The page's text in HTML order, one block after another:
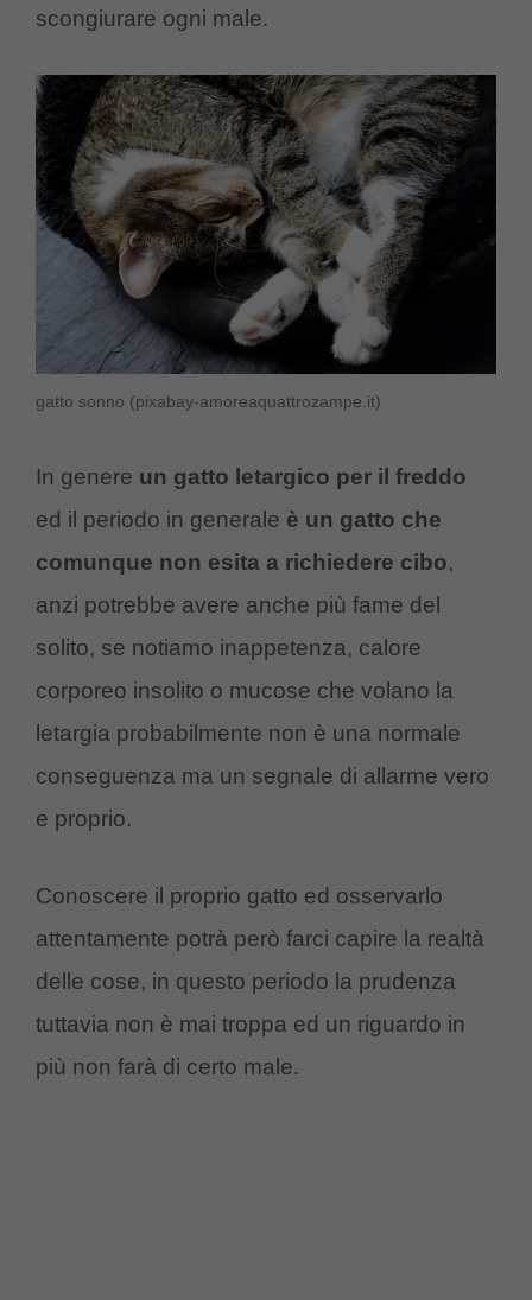
scongiurare ogni male.
gatto sonno (pixabay-amoreaquattrozampe.it)
In genere un gatto letargico per il freddo
ed il periodo in generale è un gatto che
comunque non esita a richiedere cibo,
anzi potrebbe avere anche più fame del
solito, se notiamo inappetenza, calore
corporeo insolito o mucose che volano la
letargia probabilmente non è una normale
conseguenza ma un segnale di allarme vero
e proprio.
Conoscere il proprio gatto ed osservarlo
attentamente potrà però farci capire la realtà
delle cose, in questo periodo la prudenza
tuttavia non è mai troppa ed un riguardo in
più non farà di certo male.